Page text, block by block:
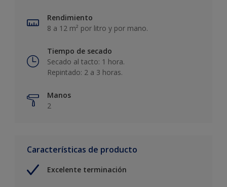
Rendimiento
8 a 12 m² por litro y por mano.
Tiempo de secado
Secado al tacto: 1 hora.
Repintado: 2 a 3 horas.
Manos
2
Características de producto
Excelente terminación